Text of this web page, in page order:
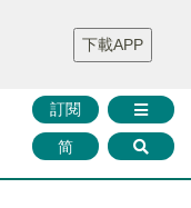
財華證券 媒體矩陣
智庫沙龍
聯絡我們
訂閱
简
下載APP